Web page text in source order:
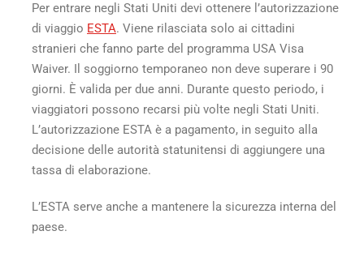
Per entrare negli Stati Uniti devi ottenere l’autorizzazione
di viaggio ESTA. Viene rilasciata solo ai cittadini
stranieri che fanno parte del programma USA Visa
Waiver. Il soggiorno temporaneo non deve superare i 90
giorni. È valida per due anni. Durante questo periodo, i
viaggiatori possono recarsi più volte negli Stati Uniti.
L’autorizzazione ESTA è a pagamento, in seguito alla
decisione delle autorità statunitensi di aggiungere una
tassa di elaborazione.
L’ESTA serve anche a mantenere la sicurezza interna del
paese.